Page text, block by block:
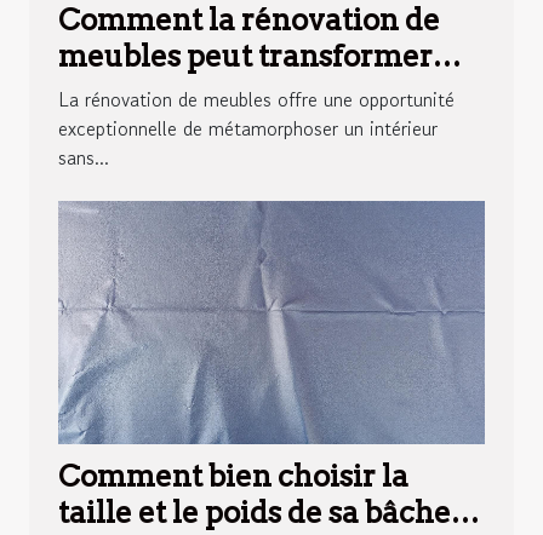
Comment la rénovation de
meubles peut transformer
votre intérieur ?
La rénovation de meubles offre une opportunité
exceptionnelle de métamorphoser un intérieur
sans...
Comment bien choisir la
taille et le poids de sa bâche